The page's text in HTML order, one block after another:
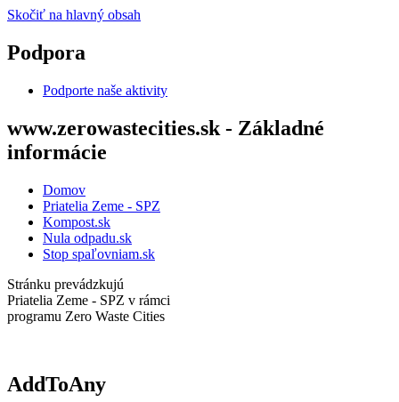
Skočiť na hlavný obsah
Podpora
Podporte naše aktivity
www.zerowastecities.sk - Základné
informácie
Domov
Priatelia Zeme - SPZ
Kompost.sk
Nula odpadu.sk
Stop spaľovniam.sk
Stránku prevádzkujú
Priatelia Zeme - SPZ v rámci
programu Zero Waste Cities
AddToAny